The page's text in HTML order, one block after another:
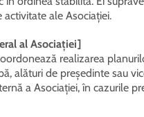
ale Asociației.
al Asociației]
realizarea
alături de președinte sau
a Asociației, în cazurile